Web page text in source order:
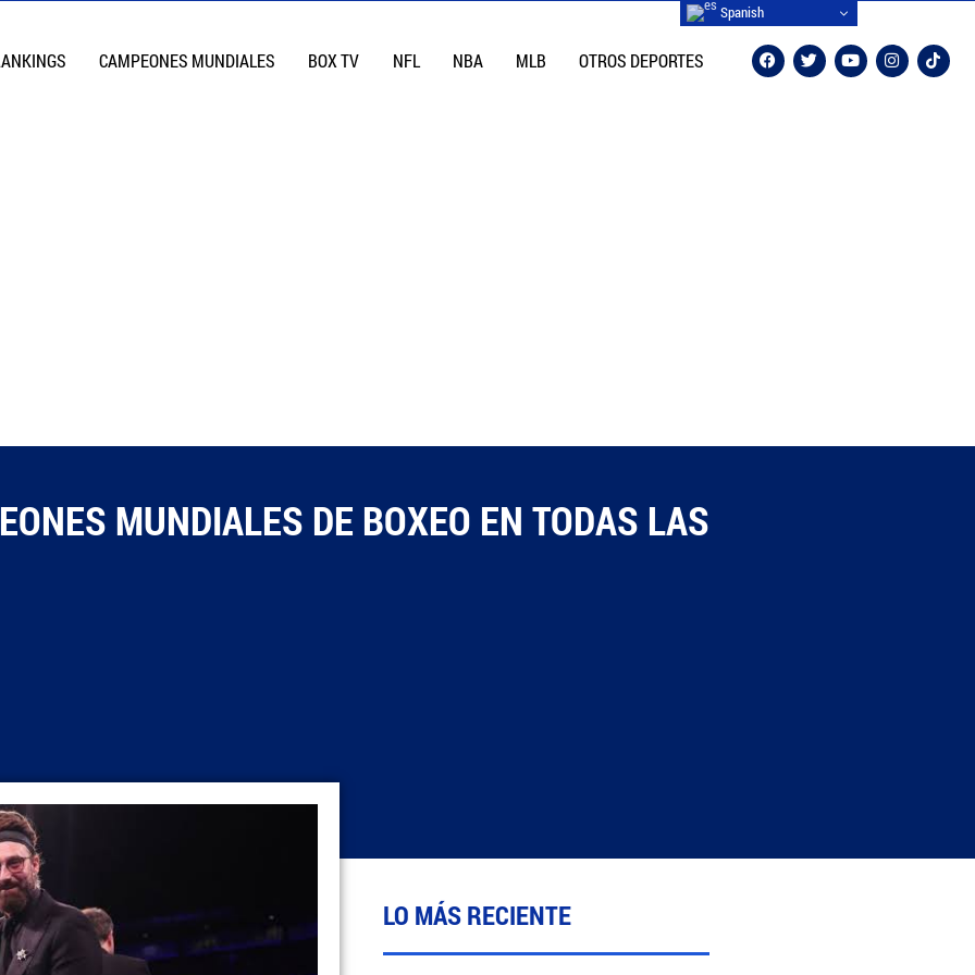
CAMPEONES MUNDIALES BOX TV NFL NBA MLB OTROS DEPORTES
MUNDIALES DE BOXEO EN TODAS LAS
LO MÁS RECIENTE
Spanish